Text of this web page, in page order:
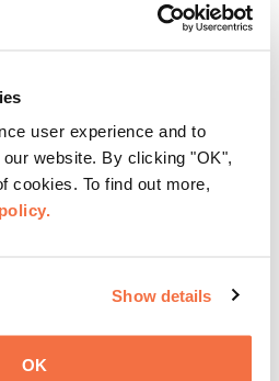
user experience and to
website. By clicking "OK",
cookies. To find out more,
Show details
OK
de Galería, una